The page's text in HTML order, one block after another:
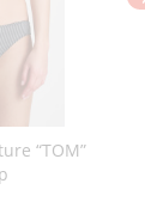
“TOM”